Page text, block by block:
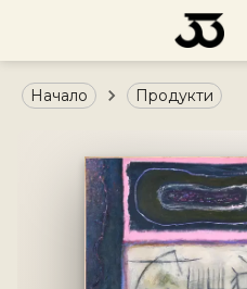
Начало Продукти